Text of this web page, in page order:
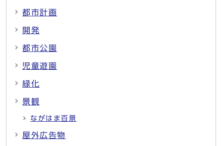
都市計画
開発
都市公園
児童遊園
緑化
景観
ながはま百景
屋外広告物